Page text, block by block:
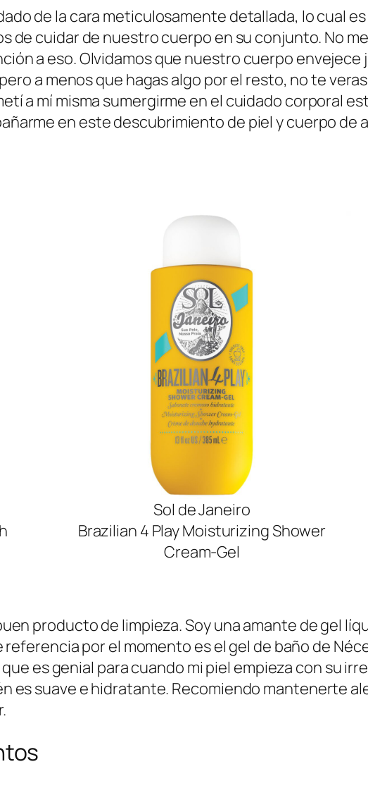
de la cara meticulosamente detallada, lo cual
de cuidar de nuestro cuerpo en su conjunto. No
a eso. Olvidamos que nuestro cuerpo
a menos que hagas algo por el resto, no te
a mí misma sumergirme en el cuidado corporal
en este descubrimiento de piel y cuerpo de
Sol de Janeiro
Brazilian 4 Play Moisturizing Shower
Cream-Gel
producto de limpieza. Soy una amante de gel
por el momento es el gel de baño de
es genial para cuando mi piel empieza con su
es suave e hidratante. Recomiendo mantenerte